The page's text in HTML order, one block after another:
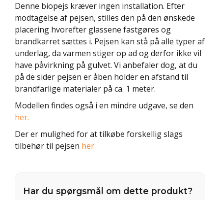
Denne biopejs kræver ingen installation. Efter
modtagelse af pejsen, stilles den på den ønskede
placering hvorefter glassene fastgøres og
brandkarret sættes i. Pejsen kan stå på alle typer af
underlag, da varmen stiger op ad og derfor ikke vil
have påvirkning på gulvet. Vi anbefaler dog, at du
på de sider pejsen er åben holder en afstand til
brandfarlige materialer på ca. 1 meter.
Modellen findes også i en mindre udgave, se den
her.
Der er mulighed for at tilkøbe forskellig slags
tilbehør til pejsen her.
Har du spørgsmål om dette produkt?